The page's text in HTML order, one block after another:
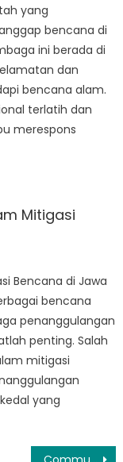
yang
bencana di
ini berada di
dan
bencana alam.
terlatih dan
merespons
Mitigasi
Bencana di Jawa
bencana
penanggulangan
penting. Salah
mitigasi
yang